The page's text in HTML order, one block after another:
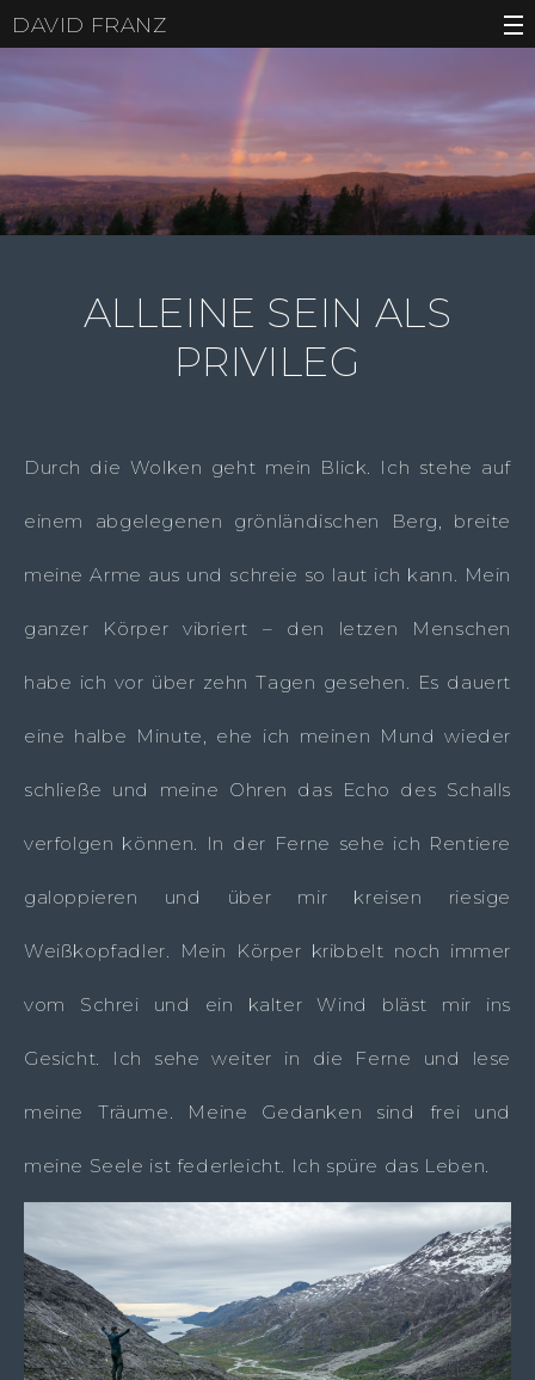
DAVID FRANZ
ALLEINE SEIN ALS
PRIVILEG
Durch die Wolken geht mein Blick. Ich stehe auf
einem abgelegenen grönländischen Berg, breite
meine Arme aus und schreie so laut ich kann. Mein
ganzer Körper vibriert – den letzen Menschen
habe ich vor über zehn Tagen gesehen. Es dauert
eine halbe Minute, ehe ich meinen Mund wieder
schließe und meine Ohren das Echo des Schalls
verfolgen können. In der Ferne sehe ich Rentiere
galoppieren und über mir kreisen riesige
Weißkopfadler. Mein Körper kribbelt noch immer
vom Schrei und ein kalter Wind bläst mir ins
Gesicht. Ich sehe weiter in die Ferne und lese
meine Träume. Meine Gedanken sind frei und
meine Seele ist federleicht. Ich spüre das Leben.